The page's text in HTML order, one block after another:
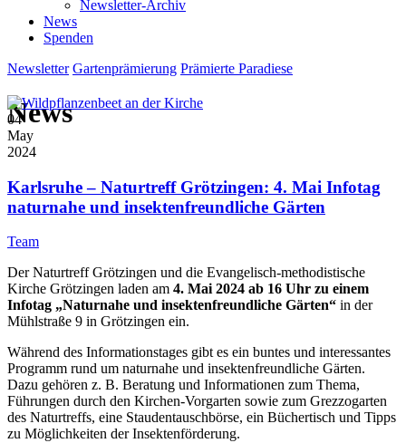
Newsletter-Archiv
News
Spenden
Newsletter Gartenprämierung Prämierte Paradiese
News
04
May
2024
Karlsruhe – Naturtreff Grötzingen: 4. Mai Infotag
naturnahe und insektenfreundliche Gärten
Team
Der Naturtreff Grötzingen und die Evangelisch-methodistische
Kirche Grötzingen laden am 4. Mai 2024 ab 16 Uhr zu einem
Infotag „Naturnahe und insektenfreundliche Gärten“ in der
Mühlstraße 9 in Grötzingen ein.
Während des Informationstages gibt es ein buntes und interessantes
Programm rund um naturnahe und insektenfreundliche Gärten.
Dazu gehören z. B. Beratung und Informationen zum Thema,
Führungen durch den Kirchen-Vorgarten sowie zum Grezzogarten
des Naturtreffs, eine Staudentauschbörse, ein Büchertisch und Tipps
zu Möglichkeiten der Insektenförderung.